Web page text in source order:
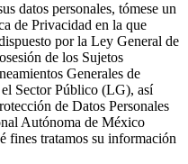
datos personales, tómese un
de Privacidad en la que
por la Ley General de
de los Sujetos
Generales de
Sector Público (LG), así
de Datos Personales
Autónoma de México
tratamos su información